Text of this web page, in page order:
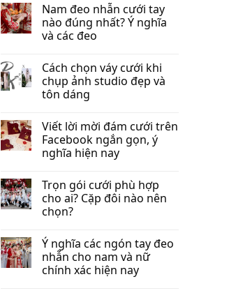
Nam đeo nhẫn cưới tay
nào đúng nhất​? Ý nghĩa
và các đeo
Cách chọn váy cưới khi
chụp ảnh studio đẹp và
tôn dáng
Viết lời mời đám cưới trên
Facebook​ ngắn gọn, ý
nghĩa hiện nay
Trọn gói cưới phù hợp
cho ai? Cặp đôi nào nên
chọn?
Ý nghĩa các ngón tay đeo
nhẫn cho nam và nữ
chính xác hiện nay